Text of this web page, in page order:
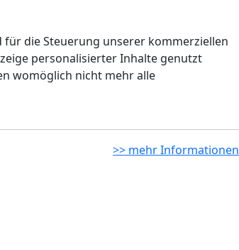
für die Steuerung unserer kommerziellen
personalisierter Inhalte genutzt
womöglich nicht mehr alle
>> mehr Informationen